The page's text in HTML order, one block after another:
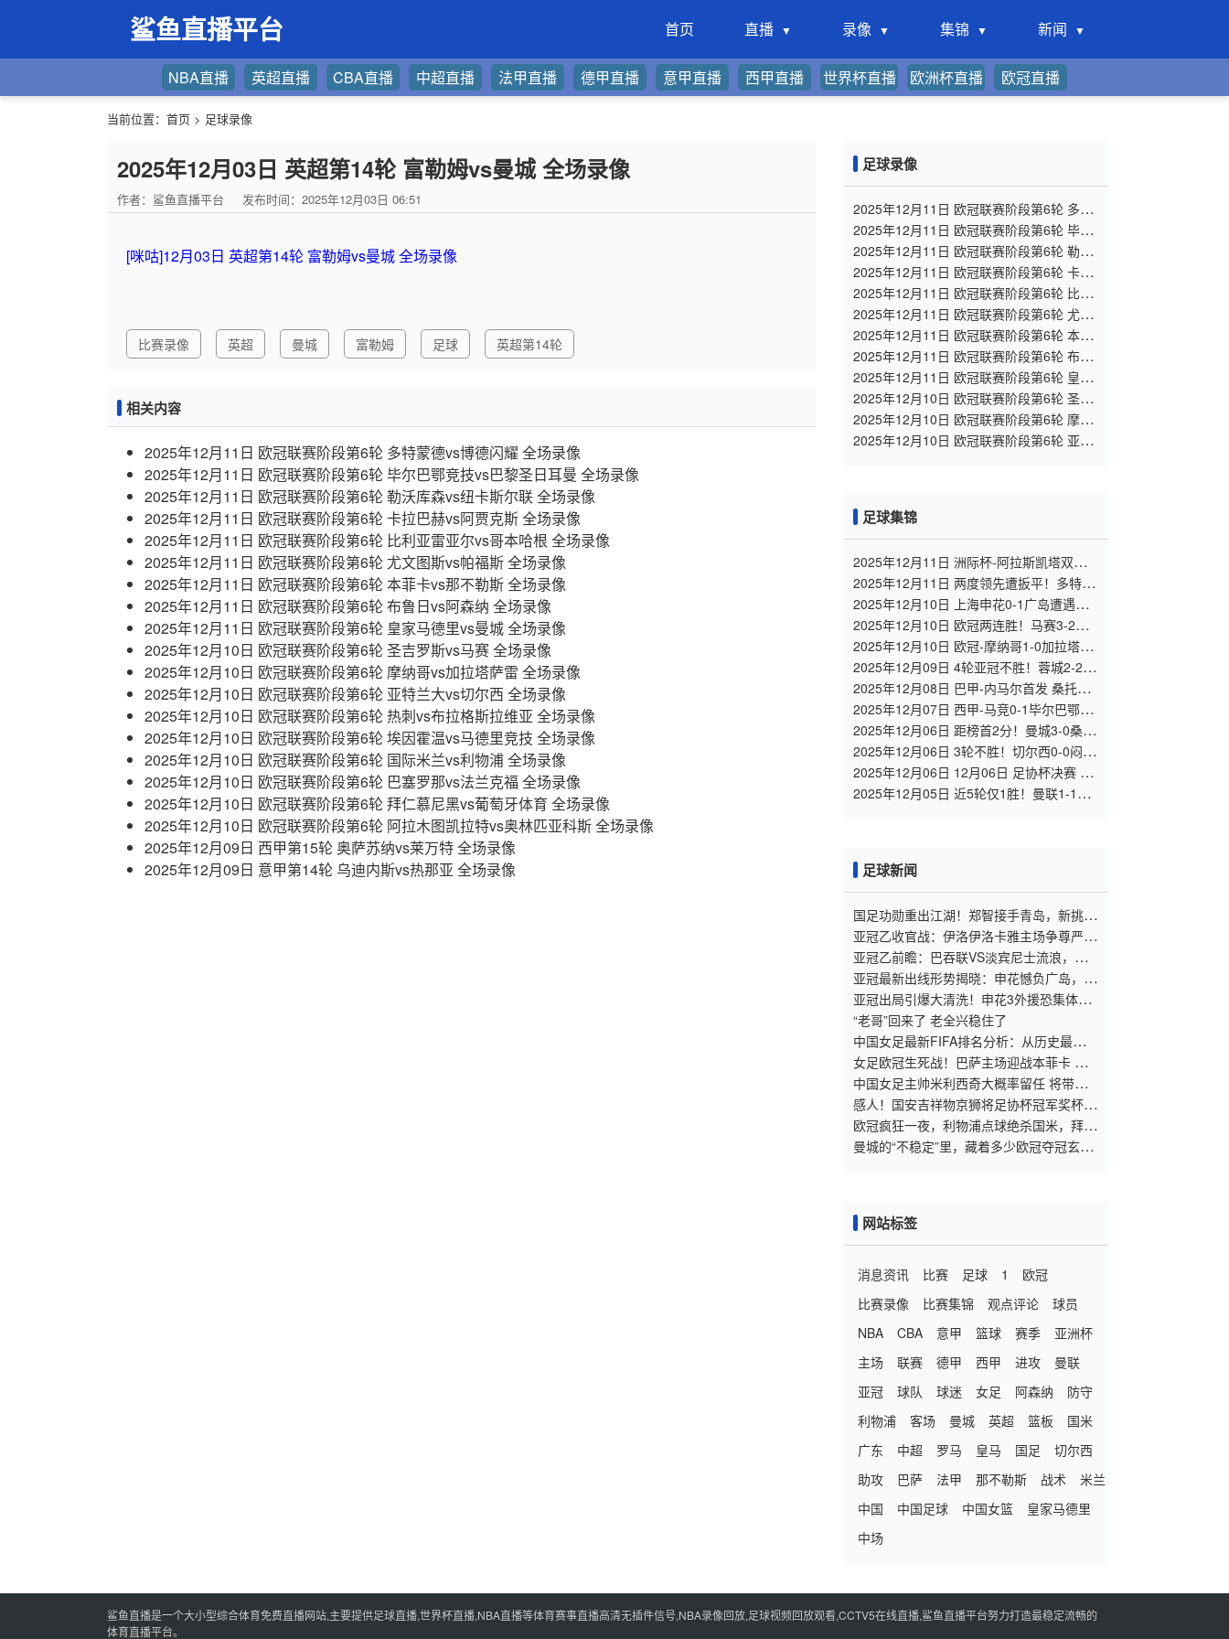
鲨鱼直播平台 首页 直播 录像 集锦 新闻
NBA直播 英超直播 CBA直播 中超直播 法甲直播 德甲直播 意甲直播 西甲直播 世界杯直播 欧洲杯直播 欧冠直播
当前位置： 首页 > 足球录像
2025年12月03日 英超第14轮 富勒姆vs曼城 全场录像
作者：鲨鱼直播平台 发布时间：2025年12月03日 06:51
[咪咕]12月03日 英超第14轮 富勒姆vs曼城 全场录像
比赛录像 英超 曼城 富勒姆 足球 英超第14轮
相关内容
2025年12月11日 欧冠联赛阶段第6轮 多特蒙德vs博德闪耀 全场录像
2025年12月11日 欧冠联赛阶段第6轮 毕尔巴鄂竞技vs巴黎圣日耳曼 全场录像
2025年12月11日 欧冠联赛阶段第6轮 勒沃库森vs纽卡斯尔联 全场录像
2025年12月11日 欧冠联赛阶段第6轮 卡拉巴赫vs阿贾克斯 全场录像
2025年12月11日 欧冠联赛阶段第6轮 比利亚雷亚尔vs哥本哈根 全场录像
2025年12月11日 欧冠联赛阶段第6轮 尤文图斯vs帕福斯 全场录像
2025年12月11日 欧冠联赛阶段第6轮 本菲卡vs那不勒斯 全场录像
2025年12月11日 欧冠联赛阶段第6轮 布鲁日vs阿森纳 全场录像
2025年12月11日 欧冠联赛阶段第6轮 皇家马德里vs曼城 全场录像
2025年12月10日 欧冠联赛阶段第6轮 圣吉罗斯vs马赛 全场录像
2025年12月10日 欧冠联赛阶段第6轮 摩纳哥vs加拉塔萨雷 全场录像
2025年12月10日 欧冠联赛阶段第6轮 亚特兰大vs切尔西 全场录像
2025年12月10日 欧冠联赛阶段第6轮 热刺vs布拉格斯拉维亚 全场录像
2025年12月10日 欧冠联赛阶段第6轮 埃因霍温vs马德里竞技 全场录像
2025年12月10日 欧冠联赛阶段第6轮 国际米兰vs利物浦 全场录像
2025年12月10日 欧冠联赛阶段第6轮 巴塞罗那vs法兰克福 全场录像
2025年12月10日 欧冠联赛阶段第6轮 拜仁慕尼黑vs葡萄牙体育 全场录像
2025年12月10日 欧冠联赛阶段第6轮 阿拉木图凯拉特vs奥林匹亚科斯 全场录像
2025年12月09日 西甲第15轮 奥萨苏纳vs莱万特 全场录像
2025年12月09日 意甲第14轮 乌迪内斯vs热那亚 全场录像
足球录像
2025年12月11日 欧冠联赛阶段第6轮 多特
蒙德vs博德闪耀 全场录像
2025年12月11日 欧冠联赛阶段第6轮 毕尔
巴鄂竞技vs巴黎圣日耳曼 全场录像
2025年12月11日 欧冠联赛阶段第6轮 勒沃
库森vs纽卡斯尔联 全场录像
2025年12月11日 欧冠联赛阶段第6轮 卡拉
巴赫vs阿贾克斯 全场录像
2025年12月11日 欧冠联赛阶段第6轮 比利
亚雷亚尔vs哥本哈根 全场录像
2025年12月11日 欧冠联赛阶段第6轮 尤文
图斯vs帕福斯 全场录像
2025年12月11日 欧冠联赛阶段第6轮 本菲
卡vs那不勒斯 全场录像
2025年12月11日 欧冠联赛阶段第6轮 布鲁
日vs阿森纳 全场录像
2025年12月11日 欧冠联赛阶段第6轮 皇家
马德里vs曼城 全场录像
2025年12月10日 欧冠联赛阶段第6轮 圣吉
罗斯vs马赛 全场录像
2025年12月10日 欧冠联赛阶段第6轮 摩纳
哥vs加拉塔萨雷 全场录像
2025年12月10日 欧冠联赛阶段第6轮 亚特
足球集锦
2025年12月11日 洲际杯-阿拉斯凯塔双响
弗拉门戈2-1淘汰蓝十字
2025年12月11日 两度领先遭扳平！多特2-
2博德闪耀 布兰特双响法比奥席尔瓦献助攻
2025年12月10日 上海申花0-1广岛遭遇亚
冠三连败 申花后防漏人致丢球路易斯失单
2025年12月10日 欧冠两连胜！马赛3-2逆
转圣吉罗斯 格林伍德双响派尚补射建功
2025年12月10日 欧冠-摩纳哥1-0加拉塔萨
雷 巴洛贡制胜 南野拓实造点扎卡里亚失点
2025年12月09日 4轮亚冠不胜！蓉城2-2战
平神户 费利佩双响李扬86分钟送点
2025年12月08日 巴甲-内马尔首发 桑托斯
3-0克鲁塞罗3连胜保级成功
2025年12月07日 西甲-马竞0-1毕尔巴鄂竞
技两连败 尼科助攻贝伦格尔破门制胜
2025年12月06日 距榜首2分！曼城3-0桑德
兰三连胜回第二 迪亚斯世界波谢尔基2助
2025年12月06日 3轮不胜！切尔西0-0闷平
伯恩茅斯 德拉普伤退蓝军先赛仍第4
2025年12月06日 12月06日 足协杯决赛 北
京国安vs河南 进球
2025年12月05日 近5轮仅1胜！曼联1-1西
足球新闻
国足功勋重出江湖！郑智接手青岛，新挑战
暗藏隐忧
亚冠乙收官战：伊洛伊洛卡雅主场争尊严，
浦项制铁抢分锁头名
亚冠乙前瞻：巴吞联VS淡宾尼士流浪，战
术博弈与胜负手深度解析
亚冠最新出线形势揭晓：申花憾负广岛，海
港与蓉城均战平
亚冠出局引爆大清洗！申花3外援恐集体离
队，巴西银靴已抵达谈判！
“老哥”回来了 老全兴稳住了
中国女足最新FIFA排名分析：从历史最低到
未来展望
女足欧冠生死战！巴萨主场迎战本菲卡 胜
利即可锁定出线名额
中国女足主帅米利西奇大概率留任 将带队
出战亚洲杯
感人！国安吉祥物京狮将足协杯冠军奖杯献
给杨雪(图)
欧冠疯狂一夜，利物浦点球绝杀国米，拜仁
和巴萨翻盘切尔西遭遇爆冷
曼城的“不稳定”里，藏着多少欧冠夺冠玄
网站标签
消息资讯 比赛 足球 1
欧冠
比赛录像
比赛集锦 观点评论
球员
NBA
CBA 意甲 篮球 赛季
亚洲杯
主场
联赛 德甲 西甲 进攻
曼联
亚冠
球队 球迷 女足 阿森纳
防守
利物浦
客场 曼城 英超 篮板
国米
广东
中超 罗马 皇马 国足
切尔西
助攻
巴萨 法甲 那不勒斯 战术
米兰
中国
中国足球 中国女篮
皇家马德里
中场
鲨鱼直播是一个大小型综合体育免费直播网站,主要提供足球直播,世界杯直播,NBA直播等体育赛事直播高清无插件信号,NBA录像回放,足球视频回放观看,CCTV5在线直播,鲨鱼直播平台努力打造最稳定流畅的
体育直播平台。